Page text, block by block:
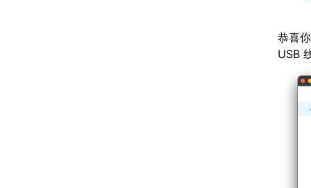
恭喜
USB